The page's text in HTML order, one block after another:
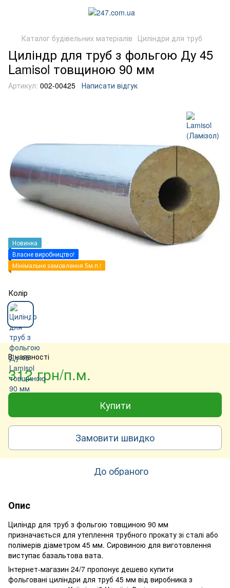
Каталог будівельних матеріалів Циліндри для труб
Циліндр для труб з фольгою Ду 45
Lamisol товщиною 90 мм
Артикул: 002-00425 Написати відгук
Новинка
Власне виробництво!
Мінімальне замовлення 5м.п.!
Колір
В наявності
312 грн/п.м.
Купити
Замовити швидко
До обраного
Опис
Циліндр для труб з фольгою товщиною 90 мм
призначається для утеплення трубного прокату зі сталі або
полімерів діаметром 45 мм. Сировиною для виготовлення
виступає базальтова вата.
Інтернет-магазин 24/7 пропонує дешево купити
фольговані циліндри для труб 45 мм від виробника з